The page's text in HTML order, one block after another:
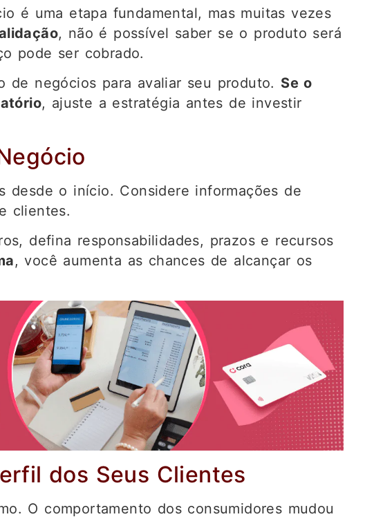
é uma etapa fundamental, mas muitas vezes
, não é possível saber se o produto será
pode ser cobrado.
de negócios para avaliar seu produto. Se o
, ajuste a estratégia antes de investir
desde o início. Considere informações de
clientes.
defina responsabilidades, prazos e recursos
, você aumenta as chances de alcançar os
dos Seus Clientes
O comportamento dos consumidores mudou